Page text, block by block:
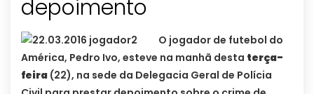
O jogador de futebol do
América, Pedro Ivo, esteve na manhã desta terça-
feira (22), na sede da Delegacia Geral de Polícia